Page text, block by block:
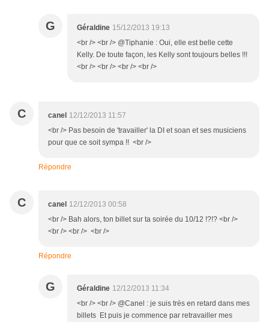
G Géraldine 15/12/2013 19:13
<br /> <br /> @Tiphanie : Oui, elle est belle cette
Kelly. De toute façon, les Kelly sont toujours belles !!!
<br /> <br /> <br /> <br />
C canel 12/12/2013 11:57
<br /> Pas besoin de 'travailler' la DI et soan et ses musiciens
pour que ce soit sympa !! <br />
Répondre
C canel 12/12/2013 00:58
<br /> Bah alors, ton billet sur ta soirée du 10/12 !?!? <br />
<br /> <br /> <br />
Répondre
G Géraldine 12/12/2013 11:34
<br /> <br /> @Canel : je suis très en retard dans mes
billets Et puis je commence par retravailler mes